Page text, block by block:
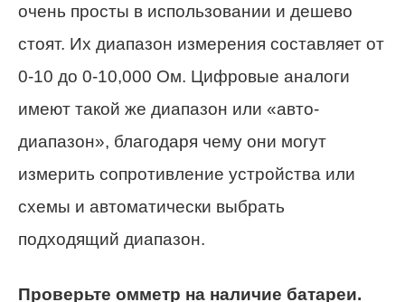
очень просты в использовании и дешево
стоят. Их диапазон измерения составляет от
0-10 до 0-10,000 Ом. Цифровые аналоги
имеют такой же диапазон или «авто-
диапазон», благодаря чему они могут
измерить сопротивление устройства или
схемы и автоматически выбрать
подходящий диапазон.
Проверьте омметр на наличие батареи.